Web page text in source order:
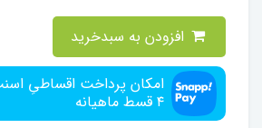
امکان پرداخت اقساطیِ
۴ قسط ماهیانه